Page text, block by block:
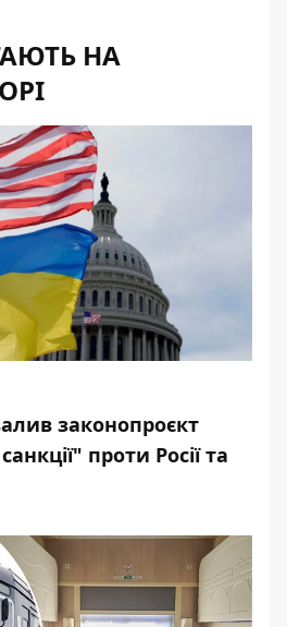
НА
законопроєкт
проти Росії та